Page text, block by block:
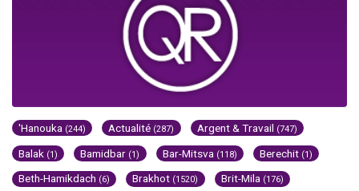
'Hanouka (244) Actualité (287) Argent & Travail (747)
Balak (1) Bamidbar (1) Bar-Mitsva (118) Berechit (1)
Beth-Hamikdach (6) Brakhot (1520) Brit-Mila (176)